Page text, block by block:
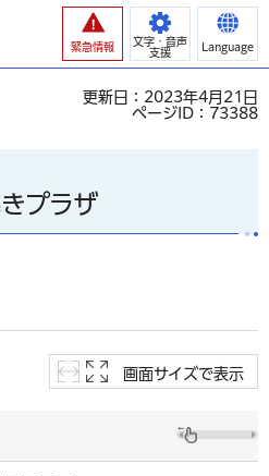
緊急情報
文字・音声
支援
Language
更新日：2023年4月21日
ページID：73388
プラザ
画面サイズで表示